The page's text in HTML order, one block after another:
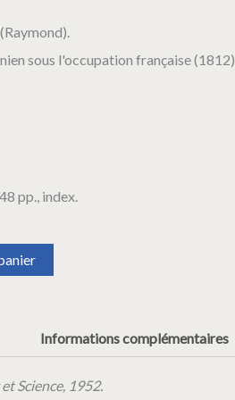
sous l'occupation française
pp., index.
Informations complémentaires
Science, 1952.